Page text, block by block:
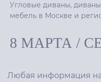
Угловые диваны,
мебель в Москве и
8 МАРТА /
Любая информация